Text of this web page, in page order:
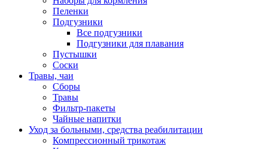
Пеленки
Подгузники
Все подгузники
Подгузники для плавания
Пустышки
Соски
Травы, чаи
Сборы
Травы
Фильтр-пакеты
Чайные напитки
Уход за больными, средства реабилитации
Компрессионный трикотаж